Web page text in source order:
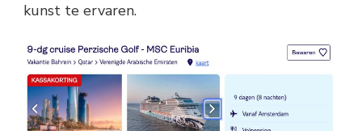
kunst te ervaren.